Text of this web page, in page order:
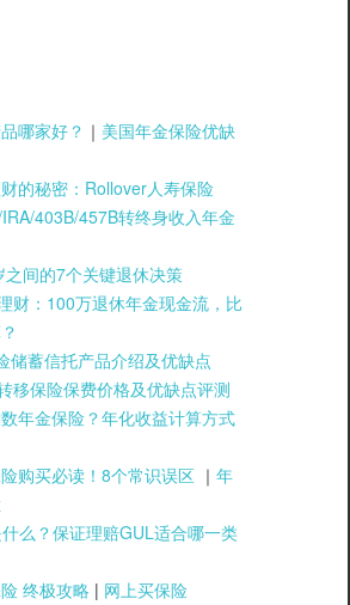
哪家好？ ｜ 美国年金保险优缺
的秘密：Rollover人寿保险
403B/457B转终身收入年金
间的7个关键退休决策
财：100万退休年金现金流，比
储蓄信托产品介绍及优缺点
移保险保费价格及优缺点评测
年金保险？年化收益计算方式
购买必读！8个常识误区 ｜ 年
么？保证理赔GUL适合哪一类
终极攻略 | 网上买保险